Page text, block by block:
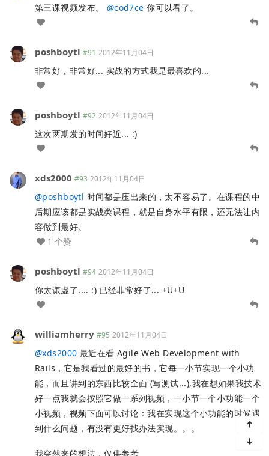
第三课视频发布。 @cod7ce 你可以看了。
poshboytl #91 2012年11月04日
非常好，非常好... 实战的方式我是最喜欢的...
poshboytl #92 2012年11月04日
这次两期发的时间好近... :)
xds2000 #93 2012年11月04日
@poshboytl 时间都是压出来的，太不容易了。在课程的中
后期应该都是实战类课程，就是自身水平有限，还无法让内
容做到最好。
1 个赞
poshboytl #94 2012年11月04日
你太谦虚了.... :) 已经非常好了... +U+U
williamherry #95 2012年11月04日
@xds2000 最近在看 Agile Web Development with
Rails，它是我看过的最好的书，它每一小节实现一个小功
能，而且讲到的东西比较全面 (写测试...),我在想如果我技术
好一点我就会按照它做一系列视频，一小节一个小功能一个
小视频，视频下面可以讨论：我在实现这个小功能的时候遇
到什么问题，有没有更好找办法实现。。。
我突然来的想法，仅供参考